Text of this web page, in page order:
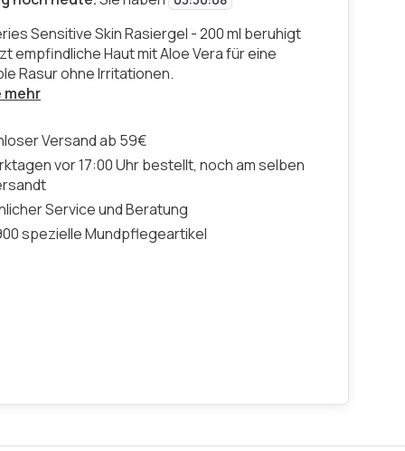
Sensitive Skin Rasiergel - 200 ml beruhigt
empfindliche Haut mit Aloe Vera für eine
Rasur ohne Irritationen.
mehr
Versand ab 59€
vor 17:00 Uhr bestellt, noch am selben
Service und Beratung
spezielle Mundpflegeartikel